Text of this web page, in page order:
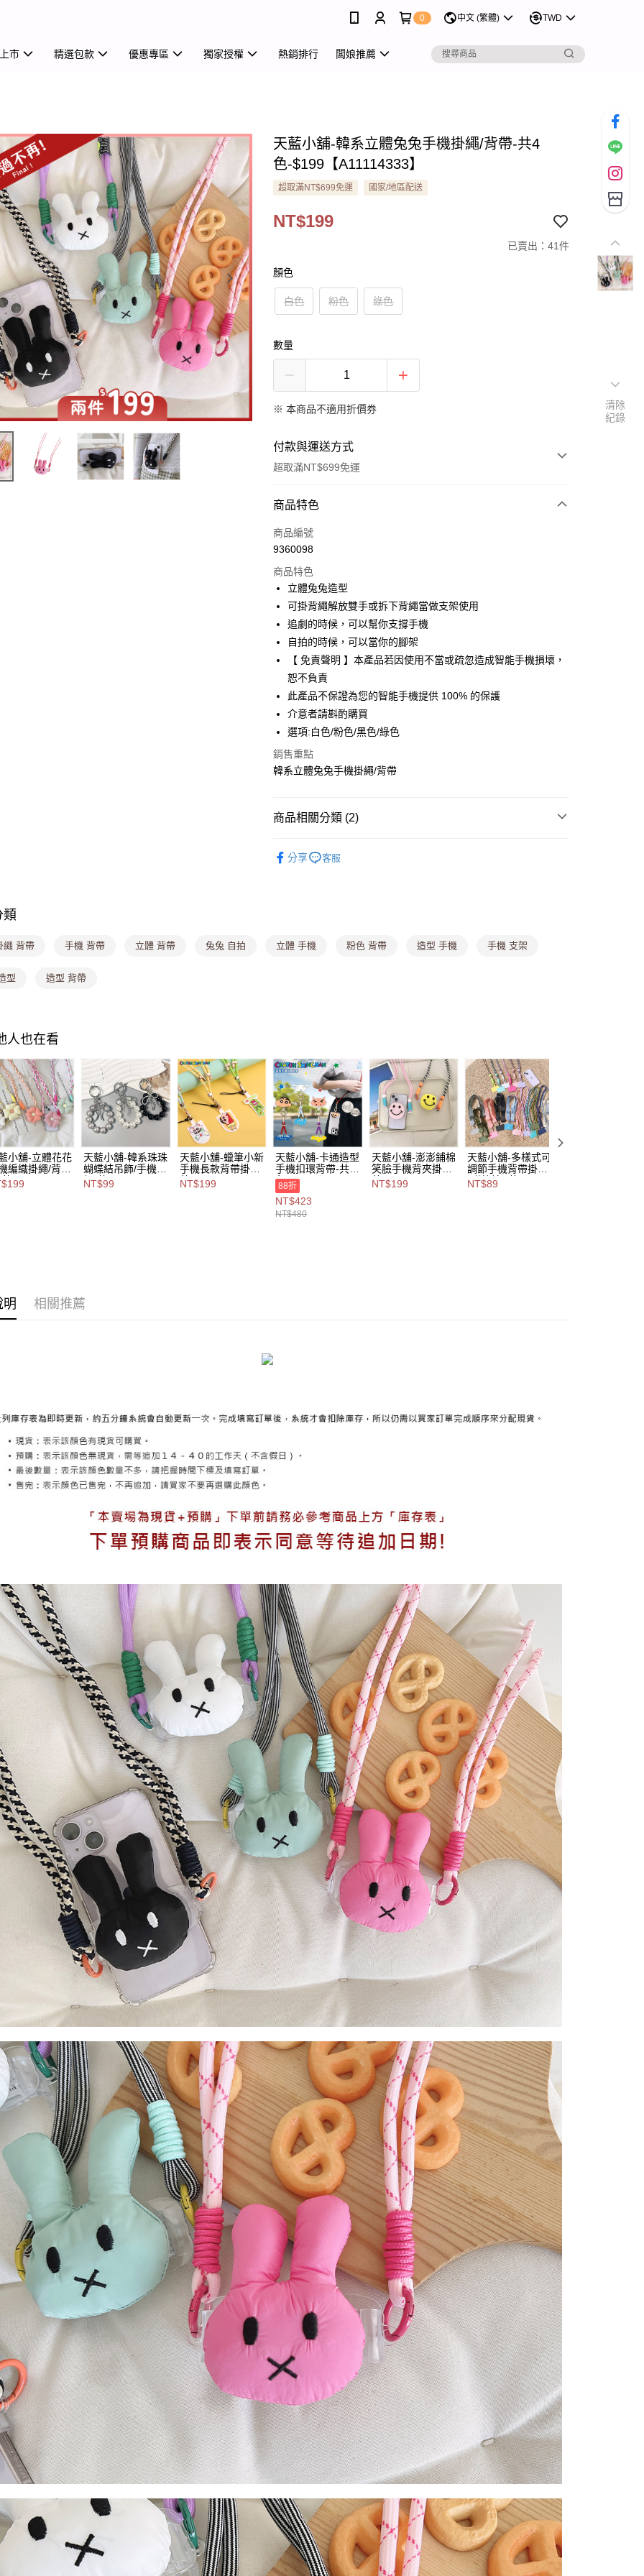
0 中文 (繁體) TWD
市 精選包款 優惠專區 獨家授權 熱銷排行 闆娘推薦
天藍小舖-韓系立體兔兔手機掛繩/背帶-共4
色-$199【A11114333】
超取滿NT$699免運 國家/地區配送
NT$199
已賣出：41件
顏色
白色 粉色 綠色
數量
※ 本商品不適用折價券
付款與運送方式
超取滿NT$699免運
付款方式
信用卡一次付款
LINE Pay
Apple Pay
街口支付
悠遊付
Google Pay
大哥付你分期
相關說明
【大哥付你分期使用說明】
1.本服務由台灣大哥大提供，台灣大哥大用戶可立即使用無須另外申請。
2.付款方式選擇「大哥付你分期」，訂單成立後會自動跳轉到大哥付的交易
3.實際核准額度、可分期數及費用金額請依後續交易確認頁面所載為準。
4.訂單成立30分鐘內，如未前往確認交易或遇審核未通過，訂單將自動取
無法說明評估內容。
【繳款方式說明】
【注意事項】
ATM付款
每筆NT$80，滿NT$699(含以上)免運費
每筆NT$8,888，滿NT$8,888(含以上)免運費
付款後7-11取貨
每筆NT$80，滿NT$1,000(含以上)免運費
宅配
每筆NT$100，滿NT$1,000(含以上)免運費
付款後門市自取
免運費
海外宅配
商品特色
商品編號
9360098
商品特色
立體兔兔造型
可掛背繩解放雙手或拆下背繩當做支架使用
追劇的時候，可以幫你支撐手機
自拍的時候，可以當你的腳架
【 免責聲明 】本產品若因使用不當或疏忽造成智能手機損壞，
恕不負責
此產品不保證為您的智能手機提供 100% 的保護
介意者請斟酌購買
選項:白色/粉色/黑色/綠色
銷售重點
韓系立體兔兔手機掛繩/背帶
商品相關分類 (2)
分享 客服
類
繩 背帶 手機 背帶 立體 背帶 兔兔 自拍 立體 手機 粉色 背帶 造型 手機 手機 支架
型 造型 背帶
人也在看
小舖-立體花花
編織掛繩/背
5
【A11114
天藍小舖-韓系珠珠
蝴蝶結吊飾/手機
繩-共3
色-$99【A111147
NT$99
天藍小舖-蠟筆小新
手機長款背帶掛繩-
共3
色-$199【A11114
NT$199
天藍小舖-卡通造型
手機扣環背帶-共8
色-$480【A11114
091】
88折
NT$423
NT$480
天藍小舖-澎澎鋪棉
笑臉手機背夾掛繩-
共2
色-$199【A11114
NT$199
天藍小舖-多樣式可
調節手機背帶掛繩
(附墊片)-共18
色-$89【A111142
NT$89
明 相關推薦
清除
紀錄